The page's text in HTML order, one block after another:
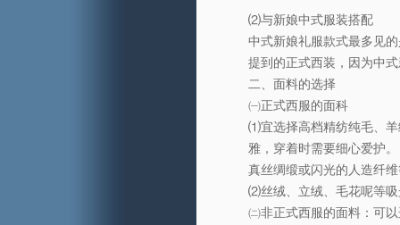
⑵与新娘中式服装搭配
中式新娘礼服款式最多见
提到的正式西装，因为中
二、面料的选择
㈠正式西服的面科
⑴宜选择高档精纺纯毛、羊
雅，穿着时需要细心爱护。
真丝绸缎或闪光的人造纤
⑵丝绒、立绒、毛花呢等吸
㈡非正式西服的面料：可